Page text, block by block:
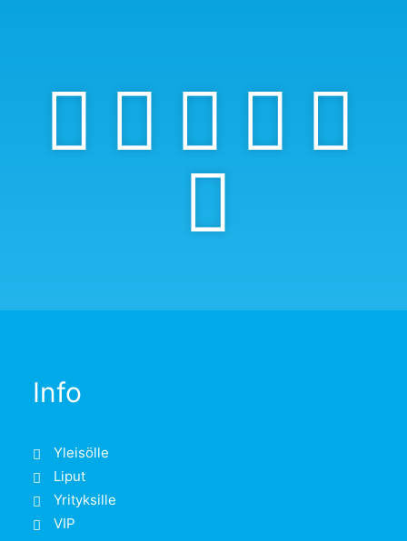
Info
Yleisölle
Liput
Yrityksille
VIP